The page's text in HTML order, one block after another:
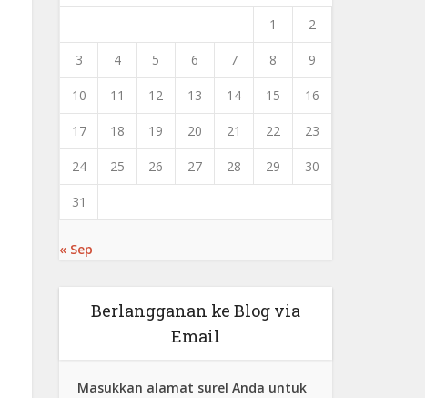
1 2
3 4 5 6 7 8 9
10 11 12 13 14 15 16
17 18 19 20 21 22 23
24 25 26 27 28 29 30
31
« Sep
Berlangganan ke Blog via
Email
Masukkan alamat surel Anda untuk